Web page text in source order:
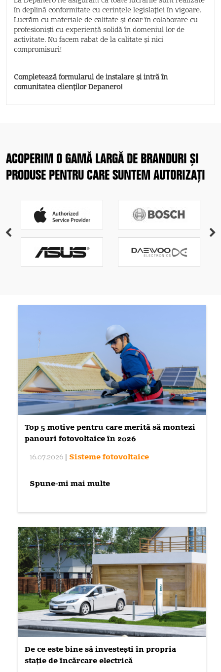
în deplină conformitate cu cerințele legislației în vigoare.
Lucrăm cu materiale de calitate și doar în colaborare cu
profesioniști cu experiență solidă în domeniul lor de
activitate. Nu facem rabat de la calitate și nici
compromisuri!
Completează formularul de instalare și intră în
comunitatea clienților Depanero!
ACOPERIM O GAMĂ LARGĂ DE BRANDURI ȘI
PRODUSE PENTRU CARE SUNTEM AUTORIZAȚI
Top 5 motive pentru care merită să montezi
panouri fotovoltaice în 2026
16.07.2026 Sisteme fotovoltaice
Spune-mi mai multe
De ce este bine să investești în propria
stație de încărcare electrică